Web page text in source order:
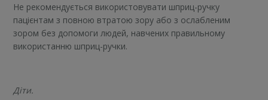
Не рекомендується використовувати шприц-ручку
пацієнтам з повною втратою зору або з ослабленим
зором без допомоги людей, навчених правильному
використанню шприц-ручки.
Діти.